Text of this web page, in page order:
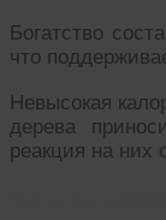
Богатство
что
Невысокая
дерева
реакция на них